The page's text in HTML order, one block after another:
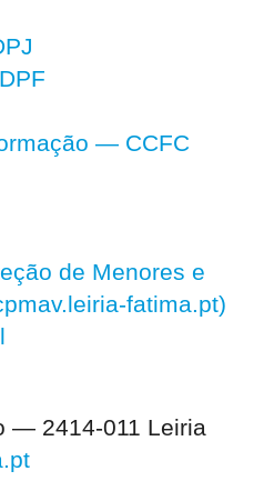
— CCFC
de Menores e
fatima.pt)
— 2414-011 Leiria